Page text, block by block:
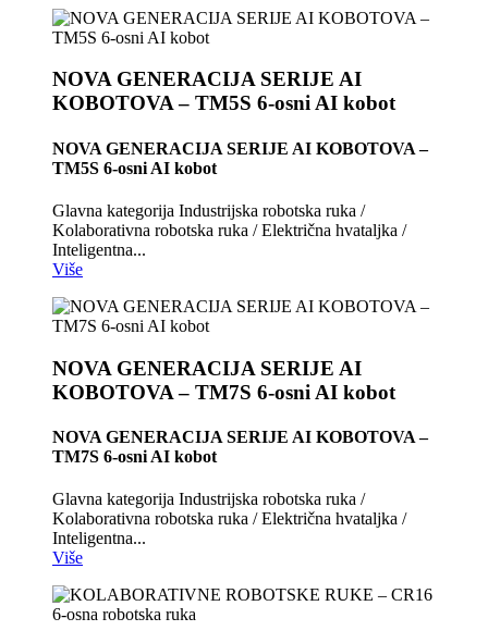
NOVA GENERACIJA SERIJE AI
KOBOTOVA – TM5S 6-osni AI kobot
NOVA GENERACIJA SERIJE AI KOBOTOVA –
TM5S 6-osni AI kobot
Glavna kategorija Industrijska robotska ruka /
Kolaborativna robotska ruka / Električna hvataljka /
Inteligentna...
Više
NOVA GENERACIJA SERIJE AI
KOBOTOVA – TM7S 6-osni AI kobot
NOVA GENERACIJA SERIJE AI KOBOTOVA –
TM7S 6-osni AI kobot
Glavna kategorija Industrijska robotska ruka /
Kolaborativna robotska ruka / Električna hvataljka /
Inteligentna...
Više